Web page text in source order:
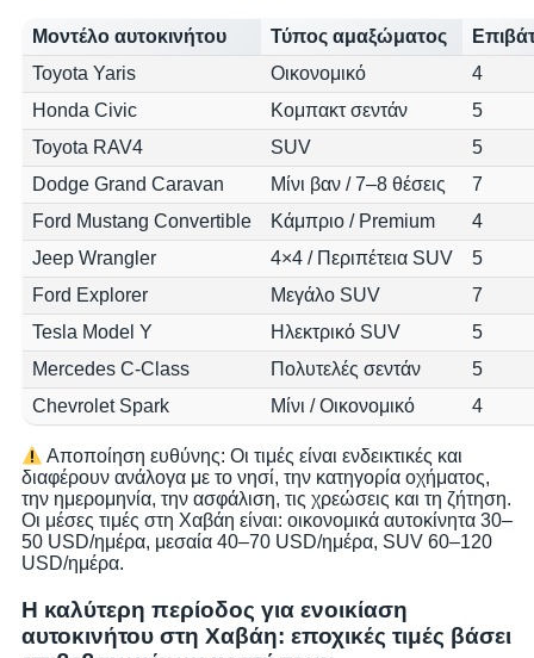
Μοντέλο αυτοκινήτου Τύπος αμαξώματος
Toyota Yaris
Οικονομικό
4
Honda Civic
Κομπακτ σεντάν
5
Toyota RAV4
SUV
5
Dodge Grand Caravan
Μίνι βαν / 7–8 θέσεις
7
Ford Mustang Convertible
Κάμπριο / Premium
4
Jeep Wrangler
4×4 / Περιπέτεια SUV
5
Ford Explorer
Μεγάλο SUV
7
Tesla Model Y
Ηλεκτρικό SUV
5
Mercedes C-Class
Πολυτελές σεντάν
5
Chevrolet Spark
Μίνι / Οικονομικό 4
Αποποίηση ευθύνης: Οι τιμές είναι ενδεικτικές και
διαφέρουν ανάλογα με το νησί, την κατηγορία οχήματος,
την ημερομηνία, την ασφάλιση, τις χρεώσεις και τη ζήτηση.
Οι μέσες τιμές στη Χαβάη είναι: οικονομικά αυτοκίνητα 30–
50 USD/ημέρα, μεσαία 40–70 USD/ημέρα, SUV 60–120
USD/ημέρα.
Η καλύτερη περίοδος για ενοικίαση
αυτοκινήτου στη Χαβάη: εποχικές τιμές βάσει